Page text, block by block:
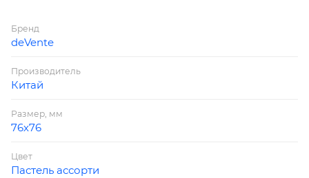
Бренд
deVente
Производитель
Китай
Размер, мм
76х76
Цвет
Пастель ассорти